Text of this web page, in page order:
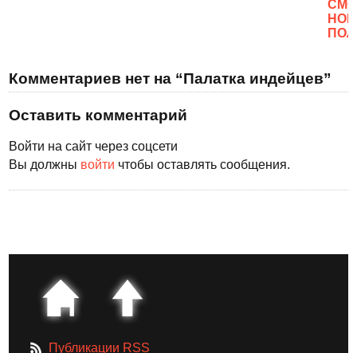
Комментариев нет на “Палатка индейцев”
Оставить комментарий
Войти на сайт через соцсети
Вы должны войти чтобы оставлять сообщения.
Публикации RSS